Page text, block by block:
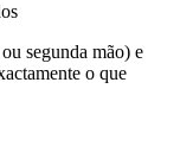
segunda mão) e
o que